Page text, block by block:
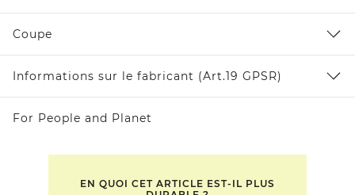
Coupe
Informations sur le fabricant (Art.19 GPSR)
For People and Planet
EN QUOI CET ARTICLE EST-IL PLUS